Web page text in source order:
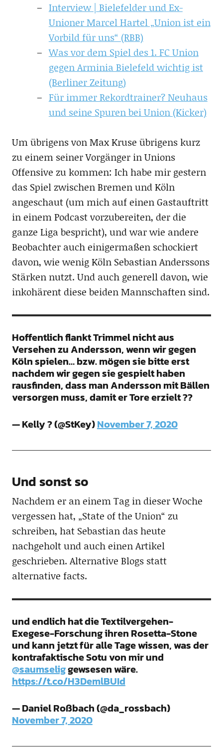
Interview | Bielefelder und Ex-
Unioner Marcel Hartel „Union ist ein
Vorbild für uns“ (RBB)
Was vor dem Spiel des 1. FC Union
gegen Arminia Bielefeld wichtig ist
(Berliner Zeitung)
Für immer Rekordtrainer? Neuhaus
und seine Spuren bei Union (Kicker)
Um übrigens von Max Kruse übrigens kurz
zu einem seiner Vorgänger in Unions
Offensive zu kommen: Ich habe mir gestern
das Spiel zwischen Bremen und Köln
angeschaut (um mich auf einen Gastauftritt
in einem Podcast vorzubereiten, der die
ganze Liga bespricht), und war wie andere
Beobachter auch einigermaßen schockiert
davon, wie wenig Köln Sebastian Anderssons
Stärken nutzt. Und auch generell davon, wie
inkohärent diese beiden Mannschaften sind.
Hoffentlich flankt Trimmel nicht aus
Versehen zu Andersson, wenn wir gegen
Köln spielen… bzw. mögen sie bitte erst
nachdem wir gegen sie gespielt haben
rausfinden, dass man Andersson mit Bällen
versorgen muss, damit er Tore erzielt ??
— Kelly ? (@StKey)November 7, 2020
Und sonst so
Nachdem er an einem Tag in dieser Woche
vergessen hat, „State of the Union“ zu
schreiben, hat Sebastian das heute
nachgeholt und auch einen Artikel
geschrieben. Alternative Blogs statt
alternative facts.
und endlich hat die Textilvergehen-
Exegese-Forschung ihren Rosetta-Stone
und kann jetzt für alle Tage wissen, was der
kontrafaktische Sotu von mir und
@saumseliggewsesen wäre.
https://t.co/H3DemlBUId
— Daniel Roßbach (@da_rossbach)
November 7, 2020